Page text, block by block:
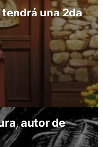
una 2da
autor de